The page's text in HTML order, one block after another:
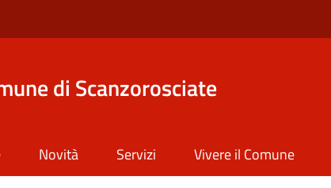
di Scanzorosciate
Novità Servizi Vivere il Comune